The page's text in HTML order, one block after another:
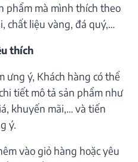
phẩm mà mình thích theo
chất liệu vàng, đá quý,…
thích
ưng ý, Khách hàng có thể
tiết mô tả sản phẩm như
khuyến mãi,… và tiến
ý.
vào giỏ hàng hoặc yêu